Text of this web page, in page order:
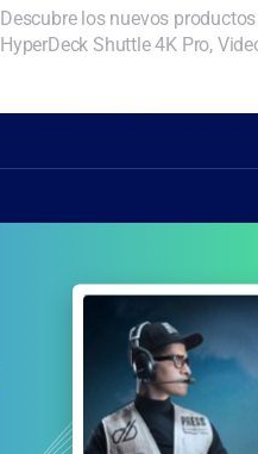
Descubre los nuevos
HyperDeck Shuttle 4K Pro,